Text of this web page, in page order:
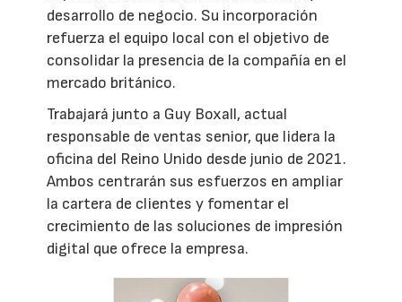
desarrollo de negocio. Su incorporación
refuerza el equipo local con el objetivo de
consolidar la presencia de la compañía en el
mercado británico.
Trabajará junto a Guy Boxall, actual
responsable de ventas senior, que lidera la
oficina del Reino Unido desde junio de 2021.
Ambos centrarán sus esfuerzos en ampliar
la cartera de clientes y fomentar el
crecimiento de las soluciones de impresión
digital que ofrece la empresa.